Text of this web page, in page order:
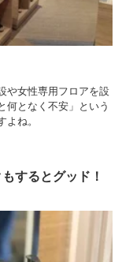
や女性専用フロアを設
何となく不安」という
ね。
するとグッド！